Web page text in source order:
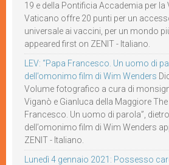
19 e della Pontificia Accademia per la
Vaticano offre 20 punti per un
universale ai vaccini, per un mondo
appeared first on ZENIT - Italiano.
LEV: “Papa Francesco. Un uomo di
dell’omonimo film di Wim Wenders
Volume fotografico a cura di
Viganò e Gianluca della Maggiore The
Francesco. Un uomo di parola”,
dell’omonimo film di Wim Wenders
ZENIT - Italiano.
Lunedì 4 gennaio 2021: Possesso